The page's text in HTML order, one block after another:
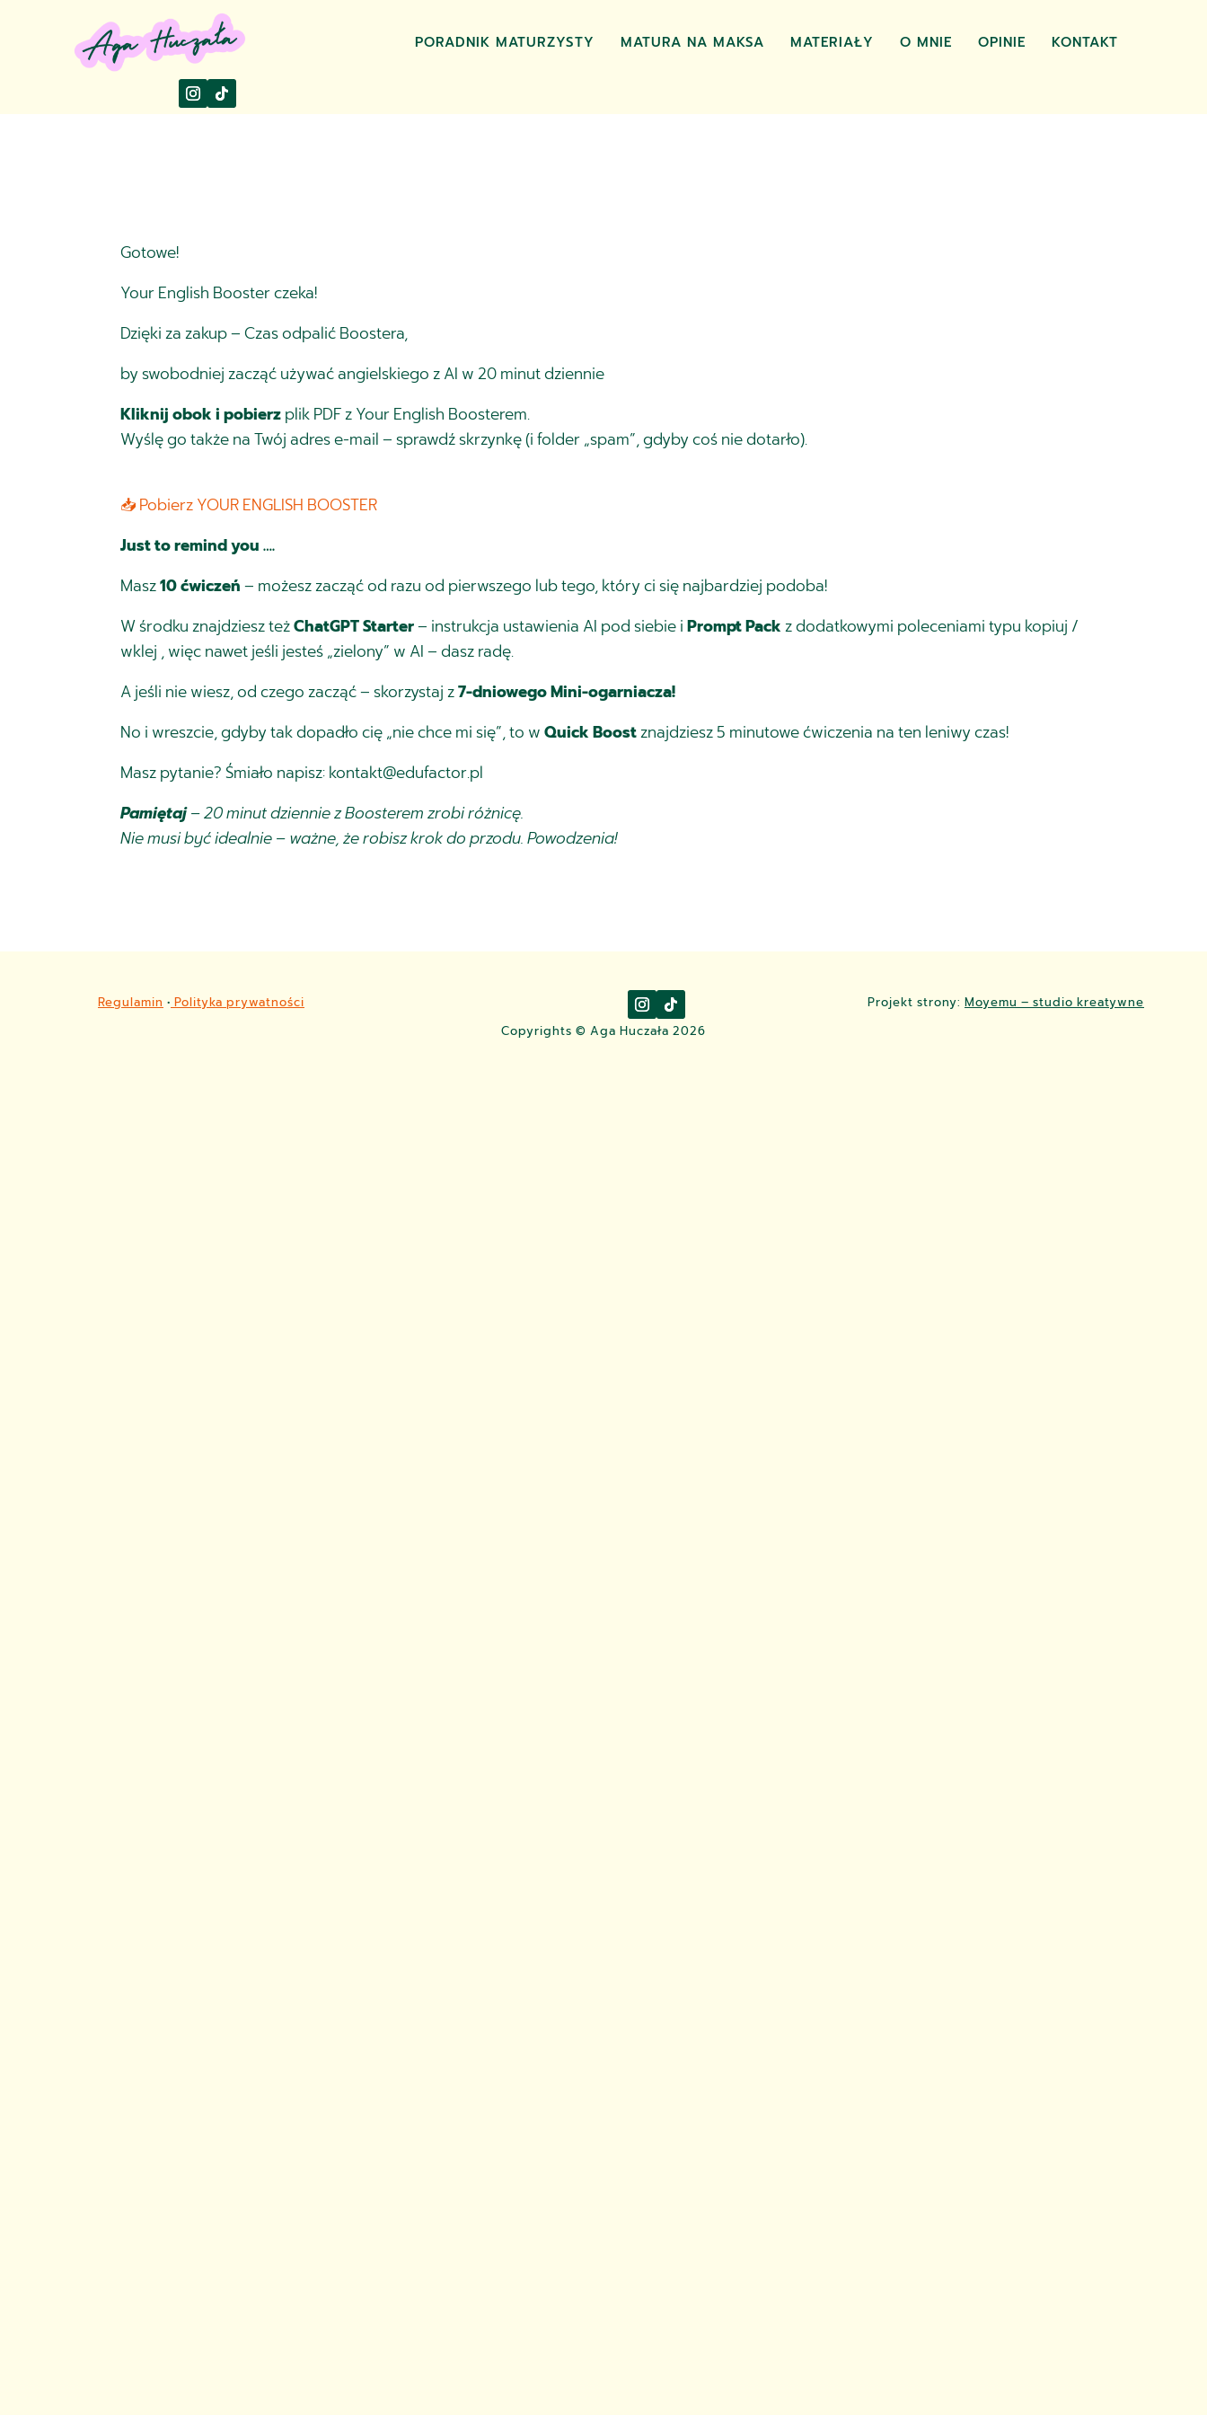
PORADNIK MATURZYSTY MATURA NA MAKSA MATERIAŁY O MNIE OPINIE KONTAKT
Gotowe!
Your English Booster czeka!
Dzięki za zakup – Czas odpalić Boostera,
by swobodniej zacząć używać angielskiego z AI w 20 minut dziennie
Kliknij obok i pobierzplik PDF z Your English Boosterem.
Wyślę go także na Twój adres e-mail – sprawdź skrzynkę (i folder „spam”, gdyby coś nie dotarło).
📥 Pobierz YOUR ENGLISH BOOSTER
Just to remind you ….
Masz10 ćwiczeń– możesz zacząć od razu od pierwszego lub tego, który ci się najbardziej podoba!
W środku znajdziesz teżChatGPT Starter– instrukcja ustawienia AI pod siebie iPrompt Packz dodatkowymi poleceniami typu kopiuj /
wklej , więc nawet jeśli jesteś „zielony” w AI – dasz radę.
A jeśli nie wiesz, od czego zacząć – skorzystaj z7-dniowego Mini-ogarniacza!
No i wreszcie, gdyby tak dopadło cię „nie chce mi się”, to wQuick Boostznajdziesz 5 minutowe ćwiczenia na ten leniwy czas!
Masz pytanie? Śmiało napisz: kontakt@edufactor.pl
Pamiętaj– 20 minut dziennie z Boosterem zrobi różnicę.
Nie musi być idealnie – ważne, że robisz krok do przodu. Powodzenia!
Regulamin • Polityka prywatności
Copyrights © Aga Huczała 2026
Projekt strony: Moyemu – studio kreatywne